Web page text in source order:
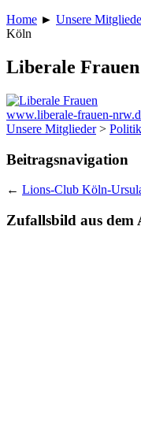
Home ► Unsere
Köln
Liberale
www.liberale-frauen-
Unsere Mitglieder> Politik
Beitragsnavigation
← Lions-Club Köln-
Zufallsbild aus dem